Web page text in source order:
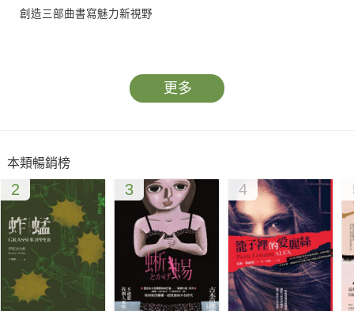
創造三部曲書寫魅力新視野
我們不如去習慣前面總有岔路，
交錯而過的身影，才組成了完整的個人。
姻的融合和磨合，再到他鄉異域的人生與多種族文化的滙合，實
有台灣社會發展的部分縮影。我們所處的社會在變動，小說書寫
人生，也別有寄寓。」
繼《鹽田兒女》、《橄欖樹》後，知名小說家蔡素芬終於完成三
部曲《星星都在說話》。
本書延續《橄欖樹》的小說人物，以因工作赴美的男主角晉思為
更多
本類暢銷榜
2 3 4